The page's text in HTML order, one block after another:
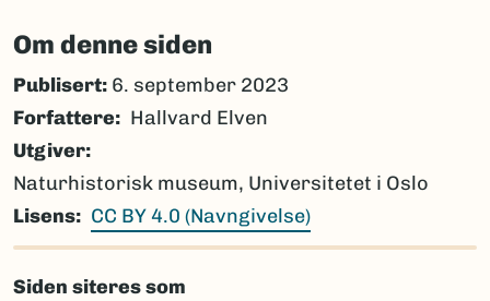
Om denne siden
Publisert: 6. september 2023
Forfattere
Hallvard Elven
Utgiver
Naturhistorisk museum, Universitetet i Oslo
Lisens
CC BY 4.0 (Navngivelse)
Siden siteres som